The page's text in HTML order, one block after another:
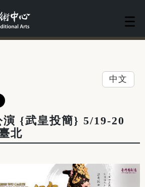
中文
演 {武皇投簡} 5/19-20
北